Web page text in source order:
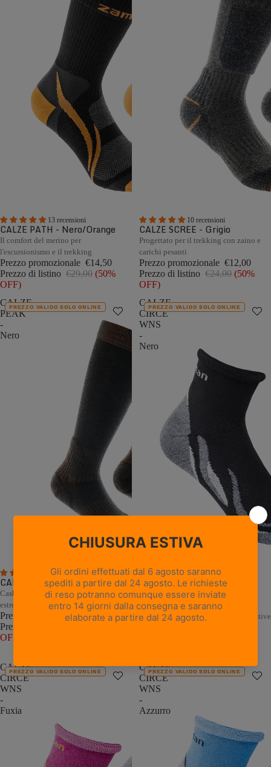
13 recensioni
CALZE PATH - Nero/Orange
Il comfort del merino per
l'escursionismo e il trekking
Prezzo promozionale €14,50
Prezzo di listino €29,00 (50%
OFF)
10 recensioni
CALZE SCREE - Grigio
Progettato per il trekking con zaino e
carichi pesanti
Prezzo promozionale €12,00
Prezzo di listino €24,00 (50%
OFF)
CALZE
PEAK
-
Nero
5 recensioni
PREZZO VALIDO SOLO ONLINE
CALZE PEAK - Nero
Cashmere e Merino per il freddo
estremo
Prezzo promozionale €22,00
Prezzo di listino
OFF)
CALZE
CIRCE
WNS
-
Nero
1 recensione
PREZZO VALIDO SOLO ONLINE
CALZE CIRCE WNS - Nero
Comfort naturale per le escursioni estive
CALZE
CIRCE
WNS
-
Fuxia
PREZZO VALIDO SOLO ONLINE
CALZE
CIRCE
WNS
-
Azzurro
PREZZO VALIDO SOLO ONLINE